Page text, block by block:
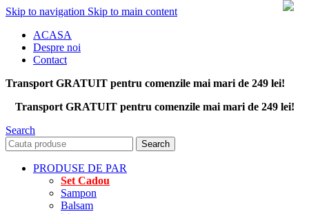
Skip to navigation Skip to main content
ACASA
Despre noi
Contact
Transport GRATUIT pentru comenzile mai mari de 249 lei!
Transport GRATUIT pentru comenzile mai mari de 249 lei!
Search
Search
PRODUSE DE PAR
Set Cadou
Sampon
Balsam